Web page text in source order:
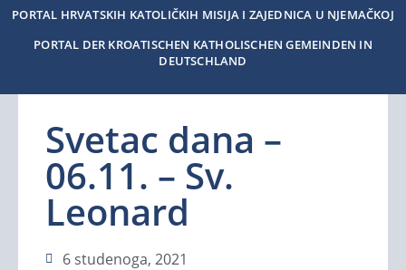
PORTAL HRVATSKIH KATOLIČKIH MISIJA I ZAJEDNICA U NJEMAČKOJ
PORTAL DER KROATISCHEN KATHOLISCHEN GEMEINDEN IN
DEUTSCHLAND
Svetac dana –
06.11. – Sv.
Leonard
6 studenoga, 2021